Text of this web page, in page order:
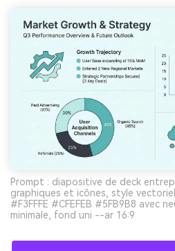
Prompt : diapositive de deck
graphiques et icônes, style
#F3FFFE #CFEFEB #5FB9B8 avec
minimale, fond uni --ar 16:9